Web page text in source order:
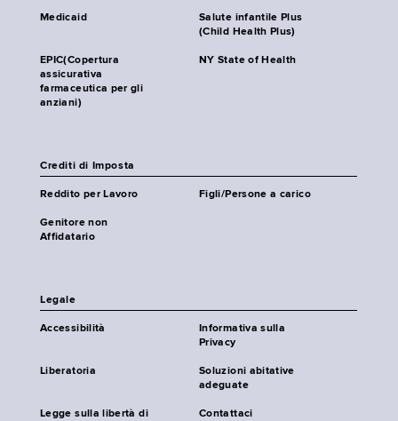
Medicaid
Salute infantile Plus
(Child Health Plus)
EPIC(Copertura
assicurativa
farmaceutica per gli
anziani)
NY State of Health
Crediti di Imposta
Reddito per Lavoro Figli/Persone a carico
Genitore non
Affidatario
Legale
Accessibilità
Informativa sulla
Privacy
Liberatoria
Soluzioni abitative
adeguate
Legge sulla libertà di
Contattaci